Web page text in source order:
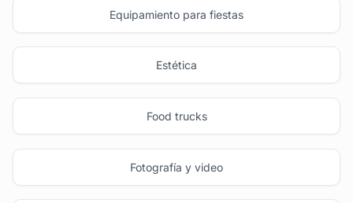
Equipamiento para fiestas
Estética
Food trucks
Fotografía y video